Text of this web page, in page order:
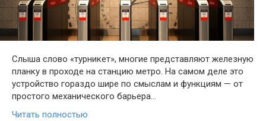
Слыша слово «турникет», многие представляют железную
планку в проходе на станцию метро. На самом деле это
устройство гораздо шире по смыслам и функциям — от
простого механического барьера…
Читать полностью